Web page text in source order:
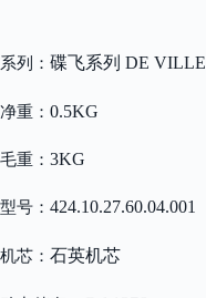
系列： 碟飞系列 DE VILLE
净重： 0.5KG
毛重： 3KG
型号： 424.10.27.60.04.001
机芯： 石英机芯